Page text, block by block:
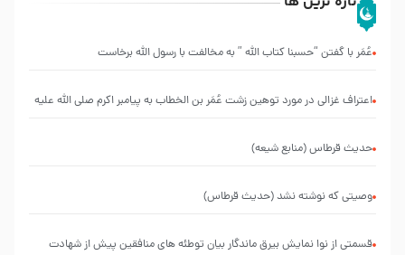
عُمَر با گفتن “حسبنا كتاب اللّه ” به مخالفت با رسول اللّه برخاست
اعتراف غزالی در مورد توهین زشت عُمَر بن الخطاب به پیامبر اکرم صلی الله علیه
حدیث قرطاس (منابع شیعه)
وصیتی که نوشته نشد (حدیث قرطاس)
قسمتی از نوا نمایش بیرق ماندگار بیان توطئه های منافقین پیش از شهادت